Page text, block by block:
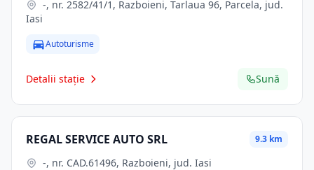
Iasi
Autoturisme
Detalii stație Sună
REGAL SERVICE AUTO SRL 9.3 km
-, nr. CAD.61496, Razboieni, jud. Iasi